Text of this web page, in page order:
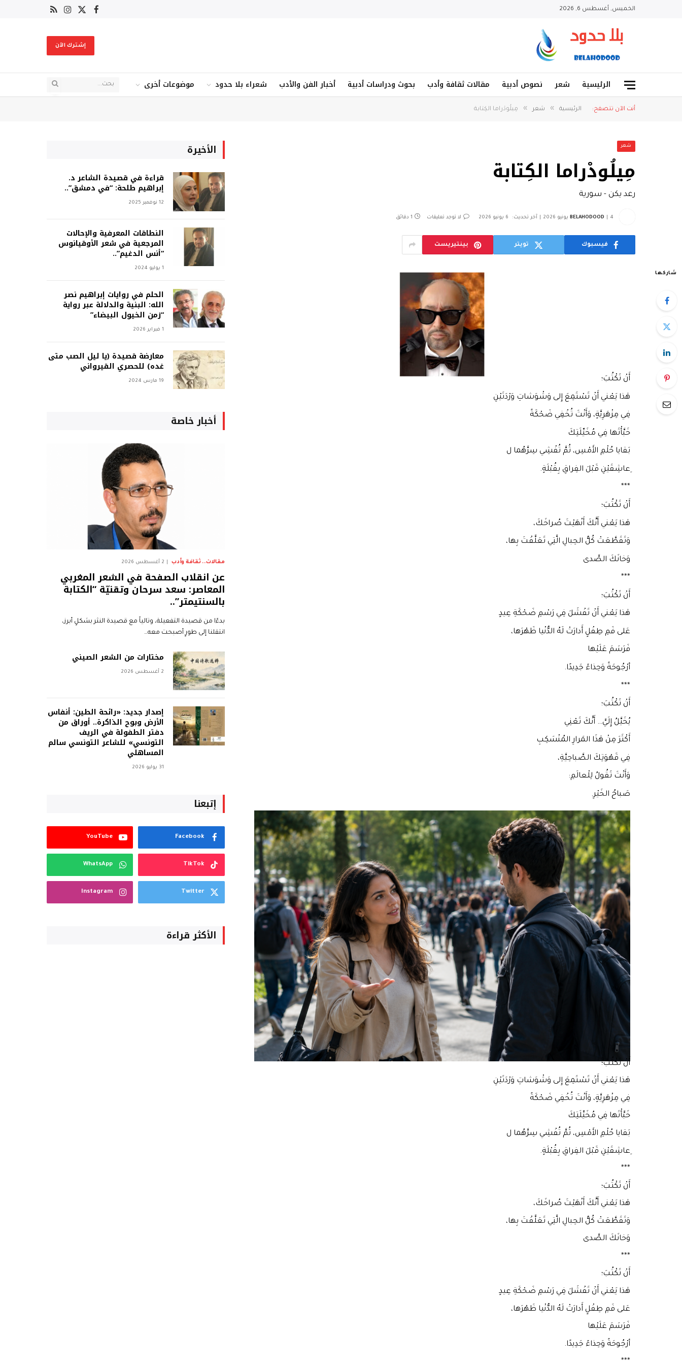
الخميس, أغسطس 6, 2026
فيسبوك
X
الانستغرام
RSS
إشترك الآن
الرئيسية شعر نصوص أدبية مقالات ثقافة وأدب بحوث ودراسات أدبية أخبار الفن والأدب شعراء بلا حدود موضوعات أخرى
أنت الآن تتصفح: الرئيسية » شعر » مِيلُودْراما الكِتابة
شعر
مِيلُودْراما الكِتابة
رعد يكن - سورية
BELAHODOOD 4 يونيو 2026 آخر تحديث: 6 يونيو 2026 لا توجد تعليقات 1 دقائق
فيسبوك تويتر بينتيريست
شاركها
أَنْ تَكْتُبَ؛
هٰذا يَعْني أَنْ تَسْتَمِعَ إِلى وَشْوَشاتِ وَرْدَتَيْنِ
فِي مِزْهَرِيَّةٍ، وَأَنْتَ تُخْفِي ضَحْكَةً
خَبَّأْتَها فِي مُخَيِّلَتِكَ
بَقايا حُلْمِ الأَمْسِ، ثُمَّ تُفْشِي سِرَّهُما ل
ِعاشِقَيْنِ قَبْلَ الفِراقِ بِقُبْلَةٍ.
***
أَنْ تَكْتُبَ؛
هٰذا يَعْني أَنَّكَ أَنْهَيْتَ صُراخَكَ،
وَتَقَطَّعَتْ كُلُّ الحِبالِ الَّتِي تَعَلَّقْتَ بِها،
وَخانَكَ الصَّدى
***
أَنْ تَكْتُبَ؛
هٰذا يَعْني أَنْ تَفْشَلَ فِي رَسْمِ ضَحْكَةِ عِيدٍ
عَلى فَمِ طِفْلٍ أَدارَتْ لَهُ الدُّنْيا ظَهْرَها،
فَرَسَمَ عَلَيْها
أرْجُوحَةً وَحِذاءً جَدِيدًا.
***
أَنْ تَكْتُبَ؛
يُخَيَّلُ إِلَيَّ… أَنَّكَ تَعْنِي
أَكْثَرَ مِنْ هٰذَا المَرارِ المُنْسَكِبِ
فِي قَهْوَتِكَ الصَّباحِيَّةِ،
وَأَنْتَ تَقُولُ لِلْعالَمِ:
صَباحُ الخَيْرِ.
أَنْ تَكْتُبَ؛
هٰذا يَعْني أَنْ تَسْتَمِعَ إِلى وَشْوَشاتِ وَرْدَتَيْنِ
فِي مِزْهَرِيَّةٍ، وَأَنْتَ تُخْفِي ضَحْكَةً
خَبَّأْتَها فِي مُخَيِّلَتِكَ
بَقايا حُلْمِ الأَمْسِ، ثُمَّ تُفْشِي سِرَّهُما ل
ِعاشِقَيْنِ قَبْلَ الفِراقِ بِقُبْلَةٍ.
***
أَنْ تَكْتُبَ؛
هٰذا يَعْني أَنَّكَ أَنْهَيْتَ صُراخَكَ،
وَتَقَطَّعَتْ كُلُّ الحِبالِ الَّتِي تَعَلَّقْتَ بِها،
وَخانَكَ الصَّدى
***
أَنْ تَكْتُبَ؛
هٰذا يَعْني أَنْ تَفْشَلَ فِي رَسْمِ ضَحْكَةِ عِيدٍ
عَلى فَمِ طِفْلٍ أَدارَتْ لَهُ الدُّنْيا ظَهْرَها،
فَرَسَمَ عَلَيْها
أرْجُوحَةً وَحِذاءً جَدِيدًا.
***
الأخيرة
قراءة في قصيدة الشاعر د.
إبراهيم طلحة: “في دمشق”..
12 نوفمبر 2025
النطاقات المعرفية والإحالات
المرجعية في شعر الأوقيانوس
“أنس الدغيم”..
1 يوليو 2024
الحلم في روايات إبراهيم نصر
الله: البنية والدلالة عبر رواية
“زمن الخيول البيضاء”
1 فبراير 2026
معارضة قصيدة (يا ليل الصب متى
غده) للحصري القيرواني
19 مارس 2024
أخبار خاصة
مقالات.. ثقافة وأدب 2 أغسطس 2026
عن انقلاب الصفحة في الشعر المغربي
المعاصر: سعد سرحان وتقنيّة “الكتابة
بالسنتيمتر”..
بدءًا من قصيدة التفعيلة، وتالياً مع قصيدة النثر بشكلٍ أبرز،
انتقلنا إلى طورٍ أصبحت معه…
مختارات من الشعر الصيني
2 أغسطس 2026
إصدار جديد: «رائحة الطين: أنفاس
الأرض وبوح الذاكرة.. أوراق من
دفتر الطفولة في الريف
التونسي» للشاعر التونسي سالم
المساهلي
31 يوليو 2026
إتبعنا
Facebook
YouTube
TikTok
WhatsApp
Twitter
Instagram
الأكثر قراءة